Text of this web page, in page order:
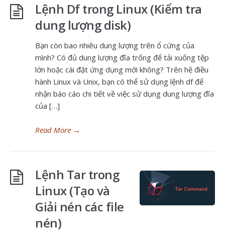
Lệnh Df trong Linux (Kiểm tra
dung lượng disk)
Bạn còn bao nhiêu dung lượng trên ổ cứng của
mình? Có đủ dung lượng đĩa trống để tải xuống tệp
lớn hoặc cài đặt ứng dụng mới không? Trên hệ điều
hành Linux và Unix, bạn có thể sử dụng lệnh df để
nhận báo cáo chi tiết về việc sử dụng dung lượng đĩa
của […]
Read More →
Lệnh Tar trong
Linux (Tạo và
Giải nén các file
nén)